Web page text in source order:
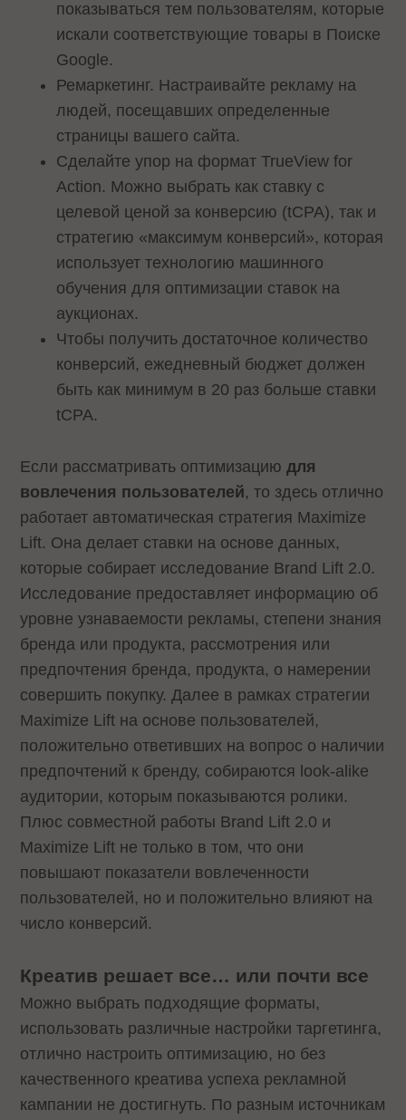
показываться тем пользователям, которые
искали соответствующие товары в Поиске
Google.
Ремаркетинг. Настраивайте рекламу на
людей, посещавших определенные
страницы вашего сайта.
Сделайте упор на формат TrueView for
Action. Можно выбрать как ставку с
целевой ценой за конверсию (tCPA), так и
стратегию «максимум конверсий», которая
использует технологию машинного
обучения для оптимизации ставок на
аукционах.
Чтобы получить достаточное количество
конверсий, ежедневный бюджет должен
быть как минимум в 20 раз больше ставки
tCPA.
Если рассматривать оптимизациюдля
вовлечения пользователей, то здесь отлично
работает автоматическая стратегия Maximize
Lift. Она делает ставки на основе данных,
которые собирает исследование Brand Lift 2.0.
Исследование предоставляет информацию об
уровне узнаваемости рекламы, степени знания
бренда или продукта, рассмотрения или
предпочтения бренда, продукта, о намерении
совершить покупку. Далее в рамках стратегии
Maximize Lift на основе пользователей,
положительно ответивших на вопрос о наличии
предпочтений к бренду, собираются look-alike
аудитории, которым показываются ролики.
Плюс совместной работы Brand Lift 2.0 и
Maximize Lift не только в том, что они
повышают показатели вовлеченности
пользователей, но и положительно влияют на
число конверсий.
Креатив решает все… или почти все
Можно выбрать подходящие форматы,
использовать различные настройки таргетинга,
отлично настроить оптимизацию, но без
качественного креатива успеха рекламной
кампании не достигнуть. По разным источникам